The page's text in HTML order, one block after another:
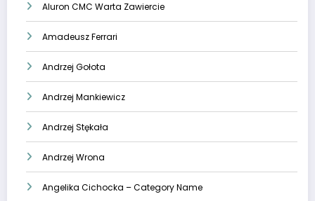
Aluron CMC Warta Zawiercie
Amadeusz Ferrari
Andrzej Gołota
Andrzej Mankiewicz
Andrzej Stękała
Andrzej Wrona
Angelika Cichocka – Category Name